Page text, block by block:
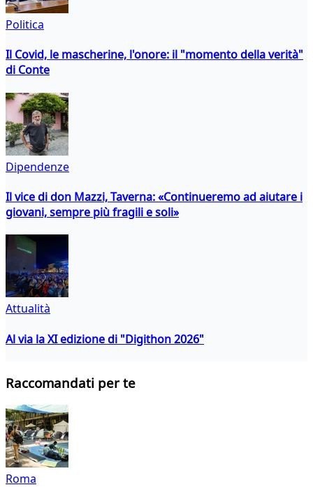
Politica
Il Covid, le mascherine, l'onore: il "momento della verità"
di Conte
Dipendenze
Il vice di don Mazzi, Taverna: «Continueremo ad aiutare i
giovani, sempre più fragili e soli»
Attualità
Al via la XI edizione di "Digithon 2026"
Raccomandati per te
Roma